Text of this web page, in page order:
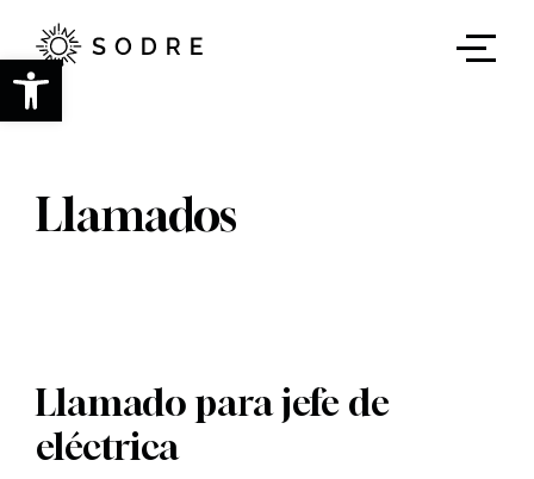
Abrir barra de herramientas
contenido
principal
Llamados
Llamado para jefe de
eléctrica